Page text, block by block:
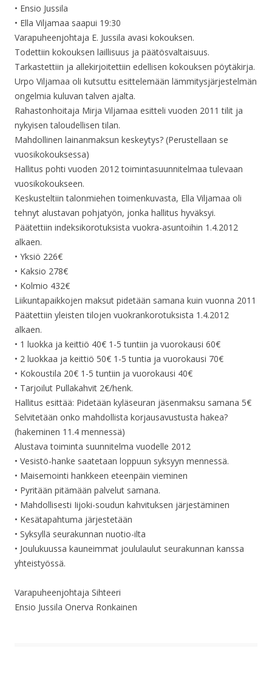
• Ensio Jussila
• Ella Viljamaa saapui 19:30
Varapuheenjohtaja E. Jussila avasi kokouksen.
Todettiin kokouksen laillisuus ja päätösvaltaisuus.
Tarkastettiin ja allekirjoitettiin edellisen kokouksen pöytäkirja.
Urpo Viljamaa oli kutsuttu esittelemään lämmitysjärjestelmän
ongelmia kuluvan talven ajalta.
Rahastonhoitaja Mirja Viljamaa esitteli vuoden 2011 tilit ja
nykyisen taloudellisen tilan.
Mahdollinen lainanmaksun keskeytys? (Perustellaan se
vuosikokouksessa)
Hallitus pohti vuoden 2012 toimintasuunnitelmaa tulevaan
vuosikokoukseen.
Keskusteltiin talonmiehen toimenkuvasta, Ella Viljamaa oli
tehnyt alustavan pohjatyön, jonka hallitus hyväksyi.
Päätettiin indeksikorotuksista vuokra-asuntoihin 1.4.2012
alkaen.
• Yksiö 226€
• Kaksio 278€
• Kolmio 432€
Liikuntapaikkojen maksut pidetään samana kuin vuonna 2011
Päätettiin yleisten tilojen vuokrankorotuksista 1.4.2012
alkaen.
• 1 luokka ja keittiö 40€ 1-5 tuntiin ja vuorokausi 60€
• 2 luokkaa ja keittiö 50€ 1-5 tuntia ja vuorokausi 70€
• Kokoustila 20€ 1-5 tuntiin ja vuorokausi 40€
• Tarjoilut Pullakahvit 2€/henk.
Hallitus esittää: Pidetään kyläseuran jäsenmaksu samana 5€
Selvitetään onko mahdollista korjausavustusta hakea?
(hakeminen 11.4 mennessä)
Alustava toiminta suunnitelma vuodelle 2012
• Vesistö-hanke saatetaan loppuun syksyyn mennessä.
• Maisemointi hankkeen eteenpäin vieminen
• Pyritään pitämään palvelut samana.
• Mahdollisesti Iijoki-soudun kahvituksen järjestäminen
• Kesätapahtuma järjestetään
• Syksyllä seurakunnan nuotio-ilta
• Joulukuussa kauneimmat joululaulut seurakunnan kanssa
yhteistyössä.
Varapuheenjohtaja Sihteeri
Ensio Jussila Onerva Ronkainen